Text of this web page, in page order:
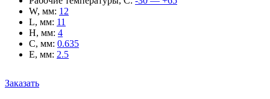
W, мм: 12
L, мм: 11
H, мм: 4
C, мм: 0.635
E, мм: 2.5
Заказать